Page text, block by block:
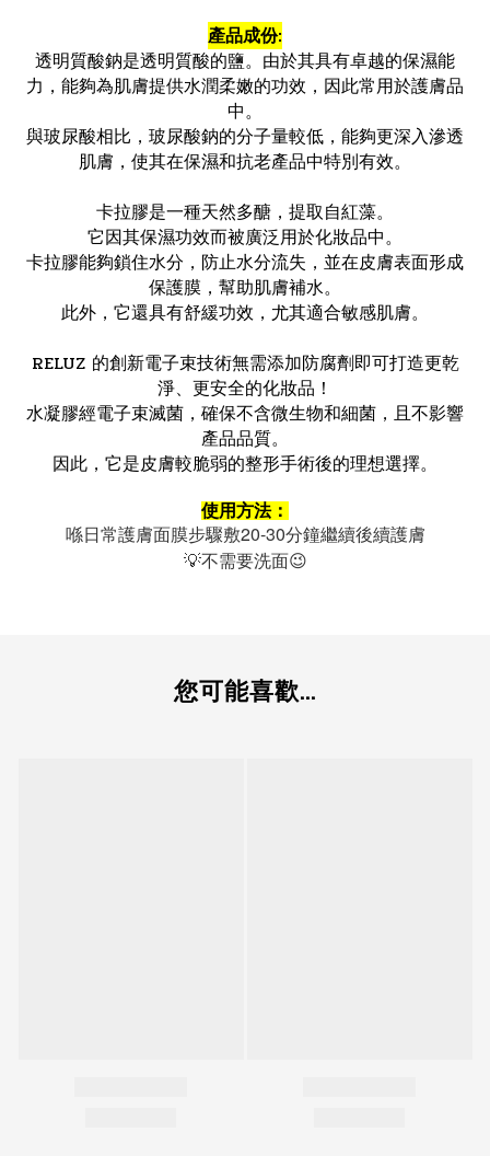
產品成份:
透明質酸鈉是透明質酸的鹽。由於其具有卓越的保濕能
力，能夠為肌膚提供水潤柔嫩的功效，因此常用於護膚品
中。
與玻尿酸相比，玻尿酸鈉的分子量較低，能夠更深入滲透
肌膚，使其在保濕和抗老產品中特別有效。
卡拉膠是一種天然多醣，提取自紅藻。
它因其保濕功效而被廣泛用於化妝品中。
卡拉膠能夠鎖住水分，防止水分流失，並在皮膚表面形成
保護膜，幫助肌膚補水。
此外，它還具有舒緩功效，尤其適合敏感肌膚。
RELUZ 的創新電子束技術無需添加防腐劑即可打造更乾
淨、更安全的化妝品！
水凝膠經電子束滅菌，確保不含微生物和細菌，且不影響
產品品質。
因此，它是皮膚較脆弱的整形手術後的理想選擇。
使用方法：
喺日常護膚面膜步驟敷20-30分鐘繼續後續護膚
💡不需要洗面😉
您可能喜歡...